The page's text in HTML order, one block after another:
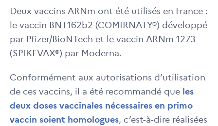
Deux vaccins ARNm ont été utilisés en France :
le vaccin BNT162b2 (COMIRNATY®) développé
par Pfizer/BioNTech et le vaccin ARNm-1273
(SPIKEVAX®) par Moderna.
Conformément aux autorisations d’utilisation
de ces vaccins, il a été recommandé que les
deux doses vaccinales nécessaires en primo
vaccin soient homologues, c’est-à-dire réalisées